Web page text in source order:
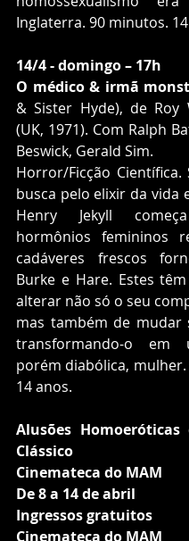
Inglaterra. 90 minutos.
14/4 - domingo – 17h
O médico & irmã
& Sister Hyde), de Roy
(UK, 1971). Com Ralph
Beswick, Gerald Sim.
Horror/Ficção Científica.
busca pelo elixir da vida
Henry Jekyll
hormônios femininos
cadáveres frescos
Burke e Hare. Estes
alterar não só o seu
mas também de mudar
transformando-o em
porém diabólica,
14 anos.
Alusões Homoeróticas
Clássico
Cinemateca do MAM
De 8 a 14 de abril
Ingressos gratuitos
Cinemateca do MAM